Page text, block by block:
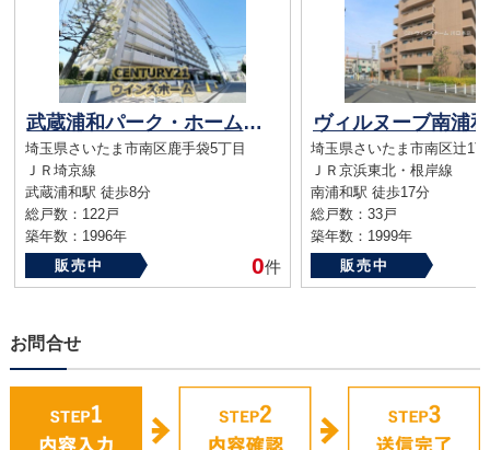
武蔵浦和パーク・ホームズウエストコート
埼玉県さいたま市南区鹿手袋5丁目
ＪＲ埼京線
武蔵浦和駅 徒歩8分
総戸数：122戸
築年数：1996年
販売中
0件
埼玉県さいたま市南区辻1
ＪＲ京浜東北・根岸線
南浦和駅 徒歩17分
総戸数：33戸
築年数：1999年
販売中
お問合せ